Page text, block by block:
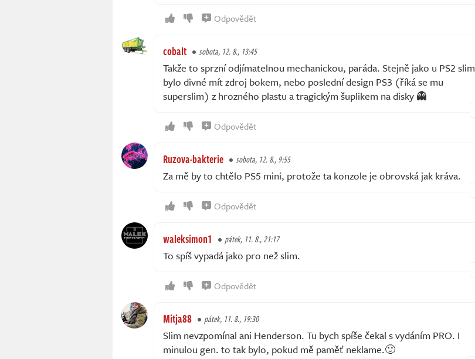
Odpovědět
cobalt sobota, 12. 8., 13:45
Takže to sprzní odjímatelnou mechanickou, paráda. Stejně jako u PS2 slim
bylo divné mít zdroj bokem, nebo poslední design PS3 (říká se mu
superslim) z hrozného plastu a tragickým šuplikem na disky 👻
Odpovědět
Ruzova-bakterie sobota, 12. 8., 9:55
Za mě by to chtělo PS5 mini, protože ta konzole je obrovská jak kráva.
Odpovědět
waleksimon1 pátek, 11. 8., 21:17
To spíš vypadá jako pro než slim.
Odpovědět
Mitja88 pátek, 11. 8., 19:30
Slim nevzpomínal ani Henderson. Tu bych spíše čekal s vydáním PRO. I
minulou gen. to tak bylo, pokud mě paměť neklame.🙂